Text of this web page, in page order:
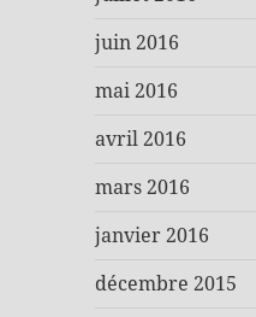
juin 2016
mai 2016
avril 2016
mars 2016
janvier 2016
décembre 2015